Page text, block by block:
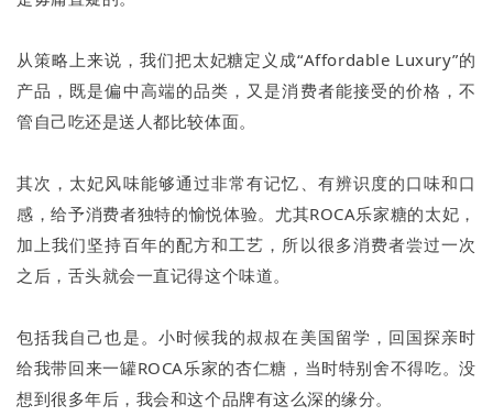
从策略上来说，我们把太妃糖定义成“Affordable Luxury”的
产品，既是偏中高端的品类，又是消费者能接受的价格，不
管自己吃还是送人都比较体面。
其次，太妃风味能够通过非常有记忆、有辨识度的口味和口
感，给予消费者独特的愉悦体验。尤其ROCA乐家糖的太妃，
加上我们坚持百年的配方和工艺，所以很多消费者尝过一次
之后，舌头就会一直记得这个味道。
包括我自己也是。小时候我的叔叔在美国留学，回国探亲时
给我带回来一罐ROCA乐家的杏仁糖，当时特别舍不得吃。没
想到很多年后，我会和这个品牌有这么深的缘分。